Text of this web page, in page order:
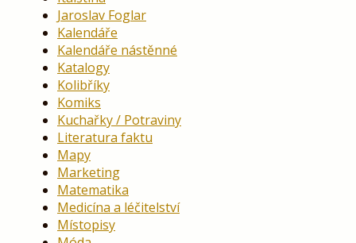
Jaroslav Foglar
Kalendáře
Kalendáře nástěnné
Katalogy
Kolibříky
Komiks
Kuchařky / Potraviny
Literatura faktu
Mapy
Marketing
Matematika
Medicína a léčitelství
Místopisy